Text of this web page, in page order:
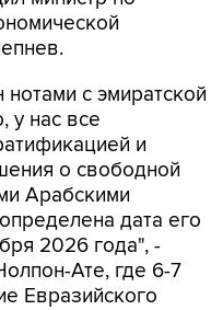
с эмиратской
у нас все
и
о свободной
Арабскими
дата его
2026 года", -
Ате, где 6-7
Евразийского